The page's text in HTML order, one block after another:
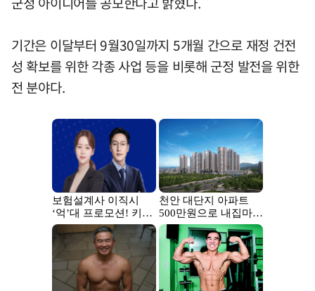
기간은 이달부터 9월30일까지 5개월 간으로 재정 건전
성 확보를 위한 각종 사업 등을 비롯해 군정 발전을 위한
전 분야다.